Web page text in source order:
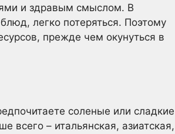
и здравым смыслом. В
легко потеряться. Поэтому
прежде чем окунуться в
соленые или сладкие
– итальянская, азиатская,